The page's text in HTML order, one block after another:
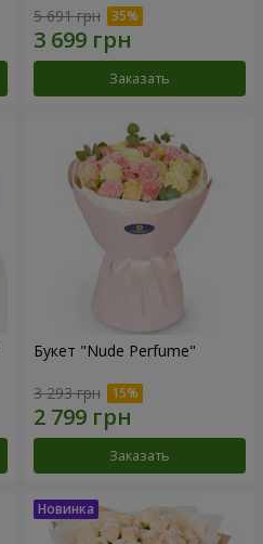
5 691 грн
Заказать
Букет "Nude Perfume"
3 293 грн
Заказать